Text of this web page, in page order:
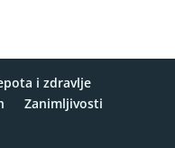
i zdravlje
Zanimljivosti